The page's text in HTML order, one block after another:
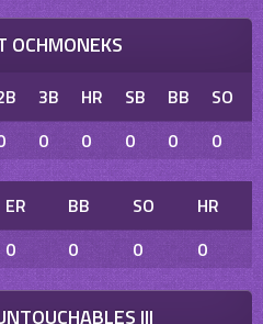
OCHMONEKS
3B HR SB BB SO
0 0 0 0 0
ER BB SO
HR
0 0 0 0
III